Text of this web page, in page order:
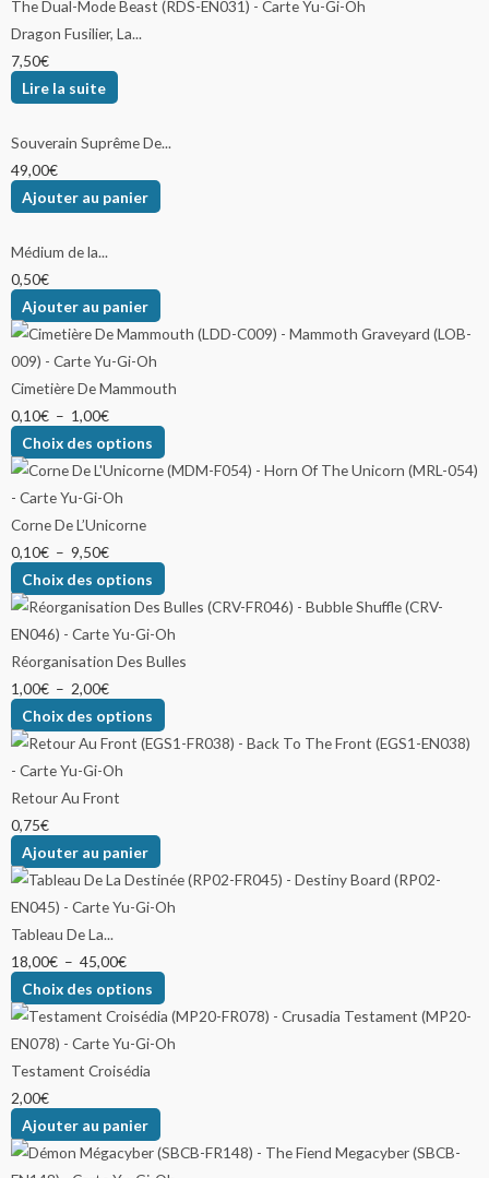
Dragon Fusilier, La...
7,50€
Lire la suite
Souverain Suprême De...
49,00€
Ajouter au panier
Médium de la...
0,50€
Ajouter au panier
Cimetière De Mammouth
0,10€ – 1,00€
Choix des options
Corne De L’Unicorne
0,10€ – 9,50€
Choix des options
Réorganisation Des Bulles
1,00€ – 2,00€
Choix des options
Retour Au Front
0,75€
Ajouter au panier
Tableau De La...
18,00€ – 45,00€
Choix des options
Testament Croisédia
2,00€
Ajouter au panier